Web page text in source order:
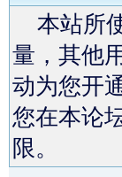
本站所
量，其他
动为您开
您在本论
限。